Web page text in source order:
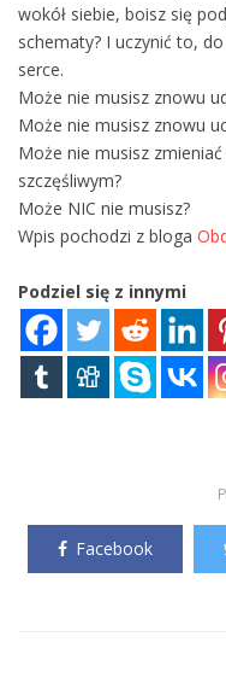
wokół siebie, boisz się
schematy? I uczynić to,
serce.
Może nie musisz znowu
Może nie musisz znowu
Może nie musisz
szczęśliwym?
Może NIC nie musisz?
Wpis pochodzi z bloga
Podziel się z innymi
Facebook